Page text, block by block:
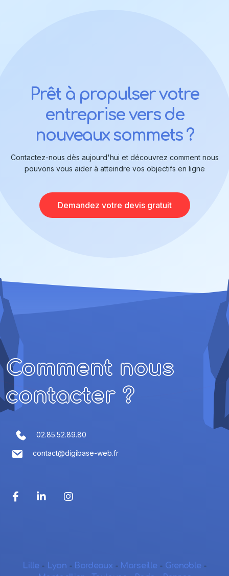
Prêt à propulser votre
entreprise vers de
nouveaux sommets ?
Contactez-nous dès aujourd'hui et découvrez comment nous
pouvons vous aider à atteindre vos objectifs en ligne
Demandez votre devis gratuit
Comment nous
contacter ?
02.85.52.89.80
contact@digibase-web.fr
Lille - Lyon - Bordeaux - Marseille - Grenoble -